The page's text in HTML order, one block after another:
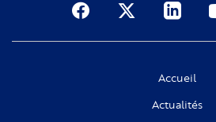
Social
Accueil
Actualités